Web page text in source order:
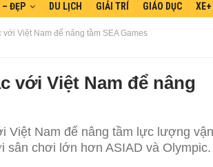
– ĐẸP DU LỊCH GIẢI TRÍ GIÁO DỤC XE+
Việt Nam để nâng tầm SEA Games
với Việt Nam để nâng
Việt Nam để nâng tầm lực lượng vận
sân chơi lớn hơn ASIAD và Olympic.